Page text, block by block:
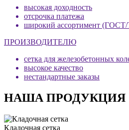
высокая доходность
отсрочка платежа
широкий ассортимент
ПРОИЗВОДИТЕЛЮ
сетка для железобетонных
высокое качество
нестандартные заказы
НАША ПРОДУКЦИЯ
Кладочная сетка